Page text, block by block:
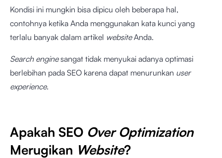
Kondisi ini mungkin bisa dipicu oleh beberapa hal,
contohnya ketika Anda menggunakan kata kunci yang
terlalu banyak dalam artikel websiteAnda.
Search enginesangat tidak menyukai adanya optimasi
berlebihan pada SEO karena dapat menurunkan user
experience.
Apakah SEO Over Optimization
Merugikan Website?